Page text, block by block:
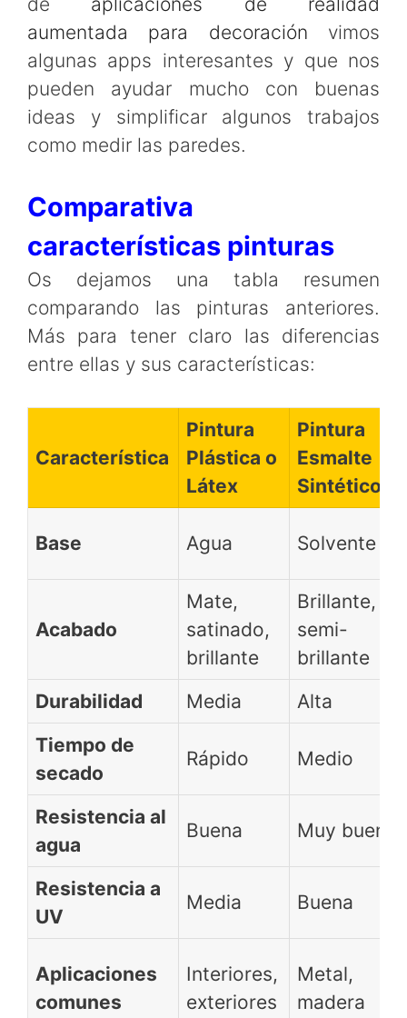
aumentada para decoración vimos
algunas apps interesantes y que nos
pueden ayudar mucho con buenas
ideas y simplificar algunos trabajos
como medir las paredes.
Comparativa
características pinturas
Os dejamos una tabla resumen
comparando las pinturas anteriores.
Más para tener claro las diferencias
entre ellas y sus características:
Característica
Pintura
Plástica o
Látex
Pintura
Esmalte
Sintético
Base Agua Solvente
Acabado
Mate,
satinado,
brillante
Brillante,
semi-
brillante
Durabilidad
Media
Alta
Tiempo de
secado
Rápido Medio
Resistencia al
agua
Buena Muy buena
Resistencia a
UV
Media Buena
Aplicaciones
comunes
Interiores,
exteriores
Metal,
madera